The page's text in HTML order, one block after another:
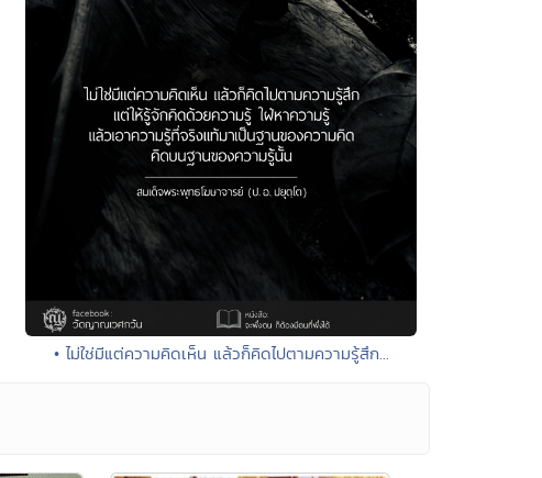
• ไม่ใช่มีแต่ความคิดเห็น แล้วก็คิดไปตามความรู้สึก...